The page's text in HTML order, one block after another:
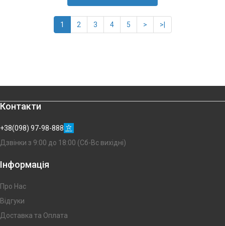
1 2 3 4 5 > >|
Контакти
+38(098) 97-98-888
Дзвінки з 9:00 до 18:00 (Сб-Вс вихідні)
Інформація
Про Нас
Відгуки
Доставка та Оплата